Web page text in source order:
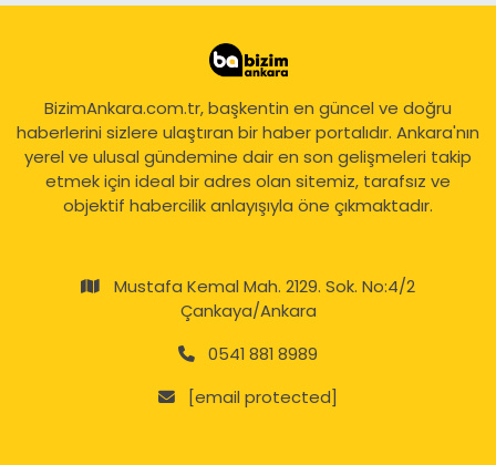
BizimAnkara.com.tr, başkentin en güncel ve doğru
haberlerini sizlere ulaştıran bir haber portalıdır. Ankara'nın
yerel ve ulusal gündemine dair en son gelişmeleri takip
etmek için ideal bir adres olan sitemiz, tarafsız ve
objektif habercilik anlayışıyla öne çıkmaktadır.
Mustafa Kemal Mah. 2129. Sok. No:4/2
Çankaya/Ankara
0541 881 8989
[email protected]